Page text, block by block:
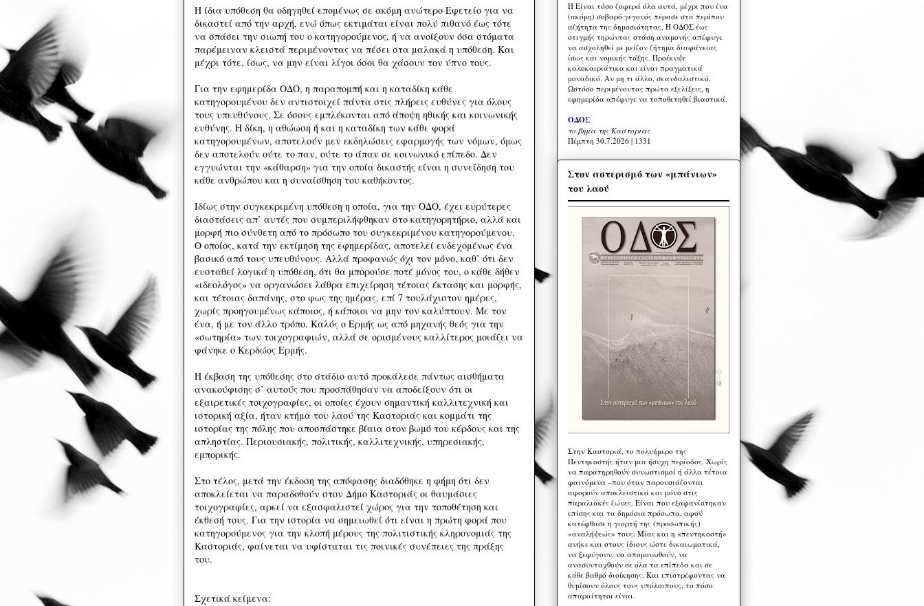
Η ίδια υπόθεση θα οδηγηθεί επομένως σε ακόμη ανώτερο Εφετείο για να
δικαστεί από την αρχή, ενώ όπως εκτιμάται είναι πολύ πιθανό έως τότε
να σπάσει την σιωπή του ο κατηγορούμενος, ή να ανοίξουν όσα στόματα
παρέμειναν κλειστά περιμένοντας να πέσει στα μαλακά η υπόθεση. Και
μέχρι τότε, ίσως, να μην είναι λίγοι όσοι θα χάσουν τον ύπνο τους.
Για την εφημερίδα ΟΔΟ, η παραπομπή και η καταδίκη κάθε
κατηγορουμένου δεν αντιστοιχεί πάντα στις πλήρεις ευθύνες για όλους
τους υπευθύνους. Σε όσους εμπλέκονται από άποψη ηθικής και κοινωνικής
ευθύνης. Η δίκη, η αθώωση ή και η καταδίκη των κάθε φορά
κατηγορουμένων, αποτελούν μεν εκδηλώσεις εφαρμογής των νόμων, όμως
δεν αποτελούν ούτε το παν, ούτε το άπαν σε κοινωνικό επίπεδο. Δεν
εγγυώνται την «κάθαρση» για την οποία δικαστής είναι η συνείδηση του
κάθε ανθρώπου και η συναίσθηση του καθήκοντος.
Ιδίως στην συγκεκριμένη υπόθεση η οποία, για την ΟΔΟ, έχει ευρύτερες
διαστάσεις απ’ αυτές που συμπεριλήφθηκαν στο κατηγορητήριο, αλλά και
μορφή πιο σύνθετη από το πρόσωπο του συγκεκριμένου κατηγορούμενου.
Ο οποίος, κατά την εκτίμηση της εφημερίδας, αποτελεί ενδεχομένως ένα
βασικό από τους υπευθύνους. Αλλά προφανώς όχι τον μόνο, καθ’ ότι δεν
ευσταθεί λογικά η υπόθεση, ότι θα μπορούσε ποτέ μόνος του, ο κάθε δήθεν
«ιδεολόγος» να οργανώσει λάθρα επιχείρηση τέτοιας έκτασης και μορφής,
και τέτοιας δαπάνης, στο φως της ημέρας, επί 7 τουλάχιστον ημέρες,
χωρίς προηγουμένως κάποιος, ή κάποιοι να μην τον καλύπτουν. Με τον
ένα, ή με τον άλλο τρόπο. Καλός ο Ερμής ως από μηχανής θεός για την
«σωτηρία» των τοιχογραφιών, αλλά σε ορισμένους καλλίτερος μοιάζει να
φάνηκε ο Κερδώος Ερμής.
Η έκβαση της υπόθεσης στο στάδιο αυτό προκάλεσε πάντως αισθήματα
ανακούφισης σ’ αυτούς που προσπάθησαν να αποδείξουν ότι οι
εξαιρετικές τοιχογραφίες, οι οποίες έχουν σημαντική καλλιτεχνική και
ιστορική αξία, ήταν κτήμα του λαού της Καστοριάς και κομμάτι της
ιστορίας της πόλης που αποσπάστηκε βίαια στον βωμό του κέρδους και της
απληστίας. Περιουσιακής, πολιτικής, καλλιτεχνικής, υπηρεσιακής,
εμπορικής.
Στο τέλος, μετά την έκδοση της απόφασης διαδόθηκε η φήμη ότι δεν
αποκλείεται να παραδοθούν στον Δήμο Καστοριάς οι θαυμάσιες
τοιχογραφίες, αρκεί να εξασφαλιστεί χώρος για την τοποθέτηση και
έκθεσή τους. Για την ιστορία να σημειωθεί ότι είναι η πρώτη φορά που
κατηγορούμενος για την κλοπή μέρους της πολιτιστικής κληρονομιάς της
Καστοριάς, φαίνεται να υφίσταται τις ποινικές συνέπειες της πράξης
του.
Σχετικά κείμενα:
Η Eίναι τόσο ζοφερά όλα αυτά, μέχρι που ένα
(ακόμη) σοβαρό γεγονός πέρασε στα περίπου
αζήτητα της δημοσιότητας. Η ΟΔΟΣ έως
στιγμής τηρώντας στάση αναμονής απέφυγε
να ασχοληθεί με μείζον ζήτημα διαφάνειας
ίσως και νομικής τάξης. Προέκυψε
καλοκαιριάτικα και είναι πραγματικά
μοναδικό. Αν μη τι άλλο, σκανδαλιστικό.
Ωστόσο περιμένοντας πρώτα εξελίξεις, η
εφημερίδα απέφυγε να τοποθετηθεί βιαστικά.
ΟΔΟΣ
το βήμα της Καστοριάς
Πέμπτη 30.7.2026 | 1331
Στον αστερισμό των «μπάνιων»
του λαού
Στην Καστοριά, το πολυήμερο της
Πεντηκοστής ήταν μια ήσυχη περίοδος. Χωρίς
να παρατηρηθούν συνωστισμοί ή άλλα τέτοια
φαινόμενα –που όταν παρουσιάζονται
αφορούν αποκλειστικά και μόνο στις
παραλιακές ζώνες. Είναι που εξαφανίστηκαν
επίσης και τα δημόσια πρόσωπα, αφού
κατέφθασε η γιορτή της (προσωπικής)
«αναλήψεώς» τους. Μιας και η «πεντηκοστή»
ανήκε και στους ίδιους ώστε δικαιωματικά,
να ξεφύγουν, να απομονωθούν, να
ανασυνταχθούν σε όλα τα επίπεδα και σε
κάθε βαθμό διοίκησης. Και επιστρέφοντας να
θυμίσουν όλους τους υπόλοιπους, το πόσο
απαραίτητοι είναι.